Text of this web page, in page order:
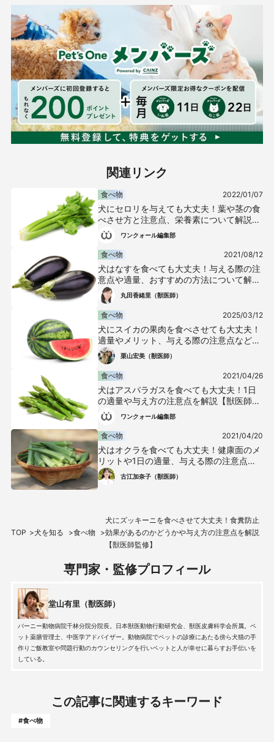
関連リンク
食べ物 2022/01/07
犬にセロリを与えても大丈夫！葉や茎の食
べさせ方と注意点、栄養素について解説
【獣医師監修】
ワンクォール編集部
食べ物 2021/08/12
犬はなすを食べても大丈夫！与える際の注
意点や適量、おすすめの方法について解説
【獣医師監修】
丸田香緒里（獣医師）
食べ物 2025/03/12
犬にスイカの果肉を食べさせても大丈夫！
適量やメリット、与える際の注意点などを
解説【獣医師監修】
栗山宏美（獣医師）
食べ物 2021/04/26
犬はアスパラガスを食べても大丈夫！1日
の適量や与え方の注意点を解説【獣医師監
修】
ワンクォール編集部
食べ物 2021/04/20
犬はオクラを食べても大丈夫！健康面のメ
リットや1日の適量、与える際の注意点を
解説【獣医師監修】
古江加奈子（獣医師）
TOP 犬を知る 食べ物
犬にズッキーニを食べさせて大丈夫！食糞防止
効果があるのかどうかや与え方の注意点を解説
【獣医師監修】
専門家・監修プロフィール
堂山有里（獣医師）
バーニー動物病院千林分院分院長。日本獣医動物行動研究会、獣医皮膚科学会所属。ペ
ット薬膳管理士、中医学アドバイザー。動物病院でペットの診療にあたる傍ら犬猫の手
作りご飯教室や問題行動のカウンセリングを行いペットと人が幸せに暮らすお手伝いを
している。
この記事に関連するキーワード
#食べ物